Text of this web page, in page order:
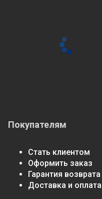
Покупателям
Стать клиентом
Оформить заказ
Гарантия возврата
Доставка и оплата